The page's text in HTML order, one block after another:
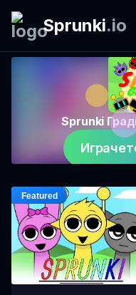
Sprunki.io
Sprunki